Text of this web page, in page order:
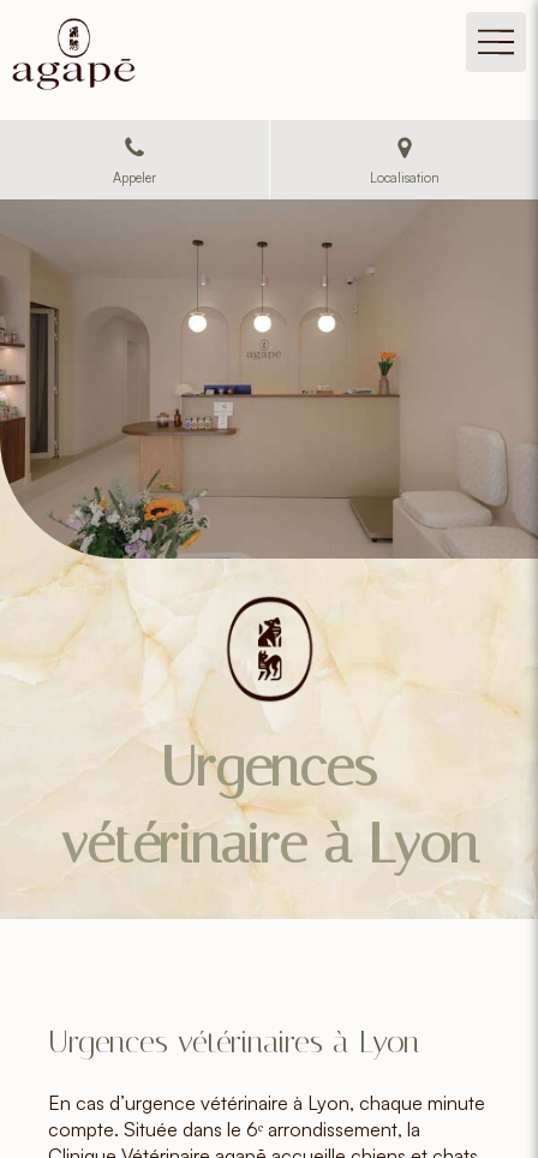
Appeler Localisation
Urgences
vétérinaire à Lyon
Urgences vétérinaires à Lyon
En cas d’urgence vétérinaire à Lyon, chaque minute
compte. Située dans le 6ᵉ arrondissement, la